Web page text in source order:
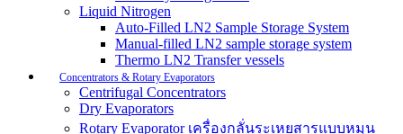
Liquid Nitrogen
Auto-Filled LN2 Sample Storage System
Manual-filled LN2 sample storage system
Thermo LN2 Transfer vessels
Concentrators & Rotary Evaporators
Centrifugal Concentrators
Dry Evaporators
Rotary Evaporator เครื่องกลั่นระเหยสารแบบหมุน